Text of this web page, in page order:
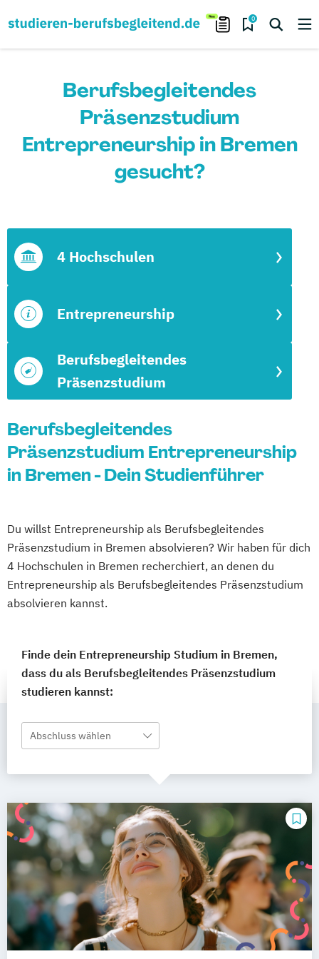
0
Berufsbegleitendes
Präsenzstudium
Entrepreneurship in Bremen
gesucht?
Berufsbegleitendes
Präsenzstudium
Entrepreneurship
4 Hochschulen
Berufsbegleitendes
Präsenzstudium Entrepreneurship
in Bremen - Dein Studienführer
Du willst Entrepreneurship als Berufsbegleitendes
Präsenzstudium in Bremen absolvieren? Wir haben für dich
4 Hochschulen in Bremen recherchiert, an denen du
Entrepreneurship als Berufsbegleitendes Präsenzstudium
absolvieren kannst.
Finde dein Entrepreneurship Studium in Bremen,
dass du als Berufsbegleitendes Präsenzstudium
studieren kannst:
Abschluss wählen